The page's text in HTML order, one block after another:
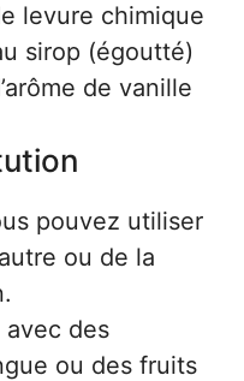
levure chimique
sirop (égoutté)
de vanille
pouvez utiliser
ou de la
avec des
ou des fruits